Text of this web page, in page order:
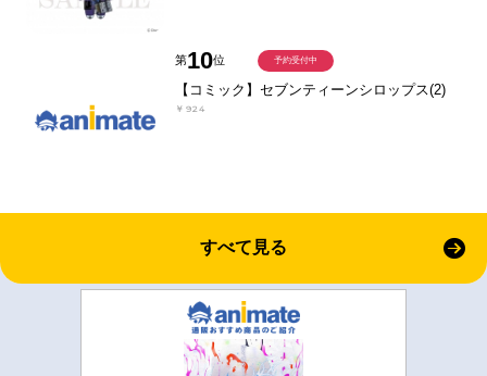
第10位
【コミック】セブンティーンシロップス(2)
￥924
予約受付中
すべて見る